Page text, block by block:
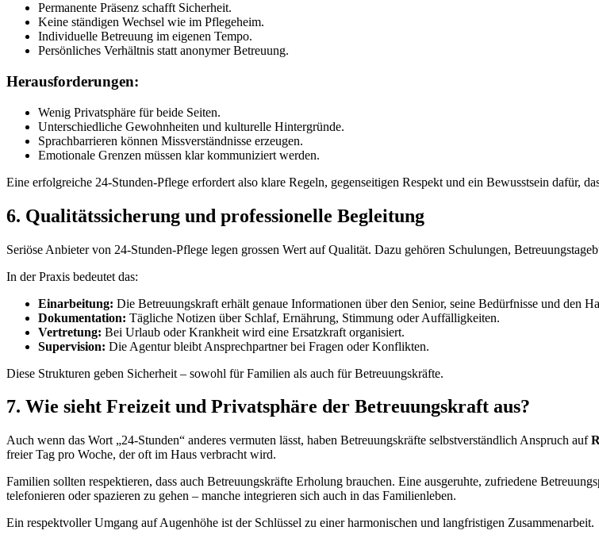
Permanente Präsenz schafft Sicherheit.
Keine ständigen Wechsel wie im Pflegeheim.
Individuelle Betreuung im eigenen Tempo.
Persönliches Verhältnis statt anonymer Betreuung.
Herausforderungen:
Wenig Privatsphäre für beide Seiten.
Unterschiedliche Gewohnheiten und kulturelle Hintergründe.
Sprachbarrieren können Missverständnisse erzeugen.
Emotionale Grenzen müssen klar kommuniziert werden.
Eine erfolgreiche 24-Stunden-Pflege erfordert also klare Regeln, gegenseitigen Respekt und ein Bewusstsein dafür,
6. Qualitätssicherung und professionelle Begleitung
Seriöse Anbieter von 24-Stunden-Pflege legen grossen Wert auf Qualität. Dazu gehören Schulungen,
In der Praxis bedeutet das:
Einarbeitung: Die Betreuungskraft erhält genaue Informationen über den Senior, seine Bedürfnisse und den
Dokumentation: Tägliche Notizen über Schlaf, Ernährung, Stimmung oder Auffälligkeiten.
Vertretung: Bei Urlaub oder Krankheit wird eine Ersatzkraft organisiert.
Supervision: Die Agentur bleibt Ansprechpartner bei Fragen oder Konflikten.
Diese Strukturen geben Sicherheit – sowohl für Familien als auch für Betreuungskräfte.
7. Wie sieht Freizeit und Privatsphäre der Betreuungskraft aus?
Auch wenn das Wort „24-Stunden“ anderes vermuten lässt, haben Betreuungskräfte selbstverständlich Anspruch auf
freier Tag pro Woche, der oft im Haus verbracht wird.
Familien sollten respektieren, dass auch Betreuungskräfte Erholung brauchen. Eine ausgeruhte, zufriedene
telefonieren oder spazieren zu gehen – manche integrieren sich auch in das Familienleben.
Ein respektvoller Umgang auf Augenhöhe ist der Schlüssel zu einer harmonischen und langfristigen Zusammenarbeit.